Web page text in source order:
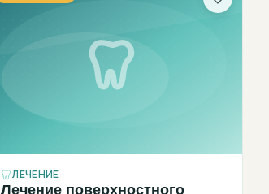
ЛЕЧЕНИЕ
Лечение поверхностного